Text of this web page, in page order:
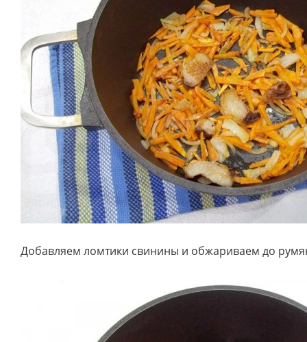
Добавляем ломтики свинины и обжариваем до